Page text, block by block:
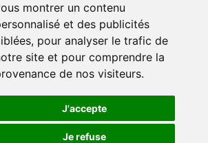
montrer un contenu
et des publicités
pour analyser le trafic de
site et pour comprendre la
de nos visiteurs.
J'accepte
Je refuse